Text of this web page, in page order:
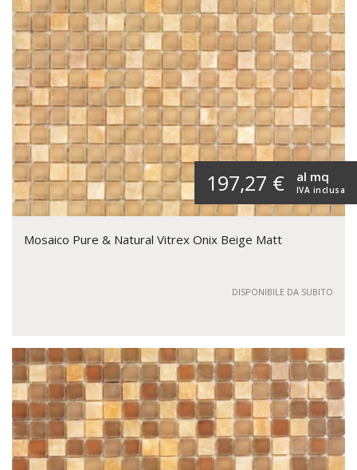
197,27 € IVA inclusa
al mq
Mosaico Pure & Natural Vitrex Onix Beige Matt
DISPONIBILE DA SUBITO